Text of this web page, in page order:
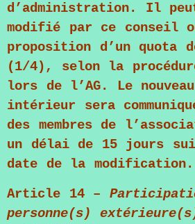
d’administration. Il
modifié par ce conseil
proposition d’un quota
(1/4), selon la
lors de l’AG. Le
intérieur sera
des membres de
un délai de 15 jours
date de la modification.
Article 14 –
personne(s)